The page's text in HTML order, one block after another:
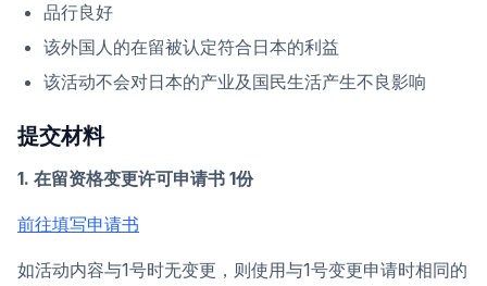
品行良好
该外国人的在留被认定符合日本的利益
该活动不会对日本的产业及国民生活产生不良影响
提交材料
1. 在留资格变更许可申请书 1份
前往填写申请书
如活动内容与1号时无变更，则使用与1号变更申请时相同的